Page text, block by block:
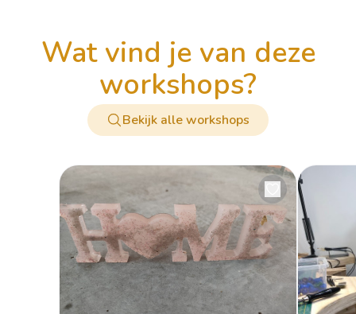
wat vind je van deze
workshops?
Bekijk alle workshops